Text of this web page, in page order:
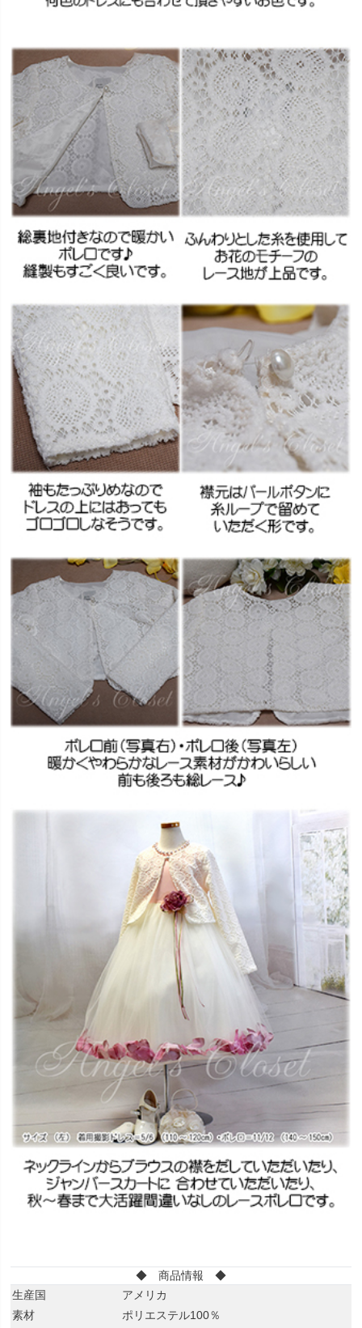
◆ 商品情報 ◆
生産国
アメリカ
素材
ポリエステル100％